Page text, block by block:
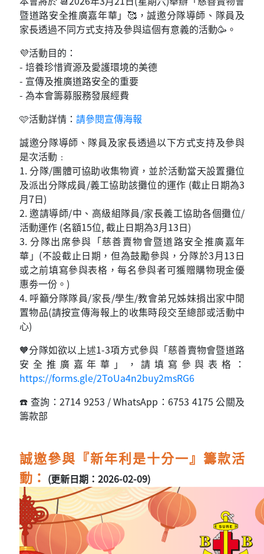
暨道路安全推廣嘉年華」🥰，誠邀分隊導師、隊員及
家長透過不同方式支持及參與這個有意義的活動🥳。
💜活動目的：
- 培養珍惜資源及愛護環境的美德
- 宣傳及推廣道路安全的重要
- 為本會籌募服務發展經費
🩷活動詳情： 請參閱宣傳海報
誠邀分隊導師、隊員及家長透過以下方式支持及參與
是次活動﹕
1. 分隊/團體可協助收集物資，並於活動當天設置攤位
及派出分隊成員/義工協助該攤位的運作 (截止日期為3
月7日)
2. 邀請導師/中、高級組隊員/家長義工協助各個攤位/
活動運作 (名額15位, 截止日期為3月13日)
3. 分隊出席參與「慈善賣物會暨道路安全推廣嘉年
華」(不設截止日期，但為鼓勵參與，分隊於3月13日
或之前填寫參與表格，每名參與者可獲贈購物現金優
惠劵一份。)
4. 呼籲分隊隊員/家長/學生/教會弟兄姊妹捐出家中閒
置物品(請按宣傳海報上的收集時段交至總部或活動中
心)
🧡分隊如欲以上述1-3項方式參與「慈善賣物會暨道路
安全推廣嘉年華」，請填寫參與表格：
https://forms.gle/2ToUa4n2buy2msRG6
☎️ 查詢：2714 9253 / WhatsApp：6753 4175 公關及
籌款部
誠邀參與『新年利是十分一』籌款活
動： (更新日期：2026-02-09)